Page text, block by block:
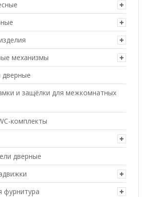
механизмы
дверные
и защёлки для межкомнатных
комплекты
дверные
фурнитура